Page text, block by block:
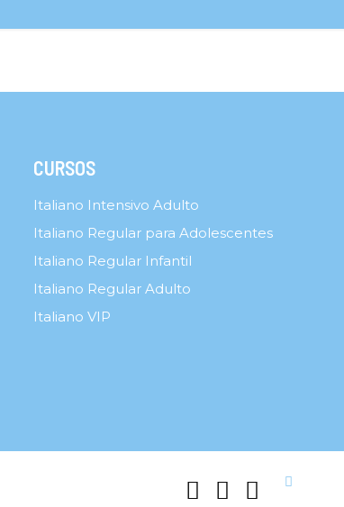
CURSOS
Italiano Intensivo Adulto
Italiano Regular para Adolescentes
Italiano Regular Infantil
Italiano Regular Adulto
Italiano VIP